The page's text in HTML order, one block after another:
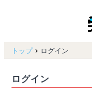
トップ ログイン
ログイン